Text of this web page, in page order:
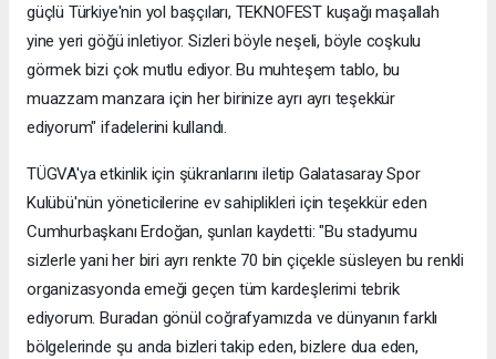
güçlü Türkiye'nin yol başçıları, TEKNOFEST kuşağı maşallah
yine yeri göğü inletiyor. Sizleri böyle neşeli, böyle coşkulu
görmek bizi çok mutlu ediyor. Bu muhteşem tablo, bu
muazzam manzara için her birinize ayrı ayrı teşekkür
ediyorum" ifadelerini kullandı.
TÜGVA'ya etkinlik için şükranlarını iletip Galatasaray Spor
Kulübü'nün yöneticilerine ev sahiplikleri için teşekkür eden
Cumhurbaşkanı Erdoğan, şunları kaydetti: "Bu stadyumu
sizlerle yani her biri ayrı renkte 70 bin çiçekle süsleyen bu renkli
organizasyonda emeği geçen tüm kardeşlerimi tebrik
ediyorum. Buradan gönül coğrafyamızda ve dünyanın farklı
bölgelerinde şu anda bizleri takip eden, bizlere dua eden,